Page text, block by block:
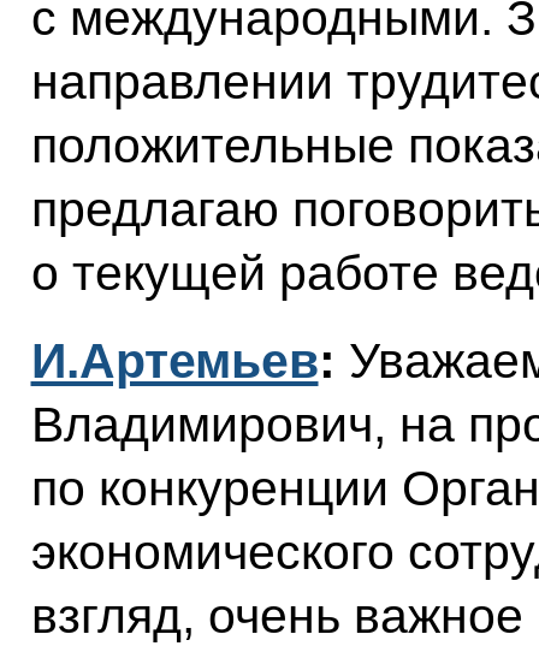
с международными.
направлении
положительные
предлагаю
о текущей работе
И.Артемьев:
Владимирович, на
по конкуренции
экономического
взгляд, очень